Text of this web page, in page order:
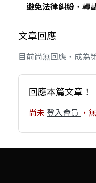
避免法律糾紛 ，轉
文章回應
目前尚無回應，成為
回應本篇文章！
尚未 登入會員 ，